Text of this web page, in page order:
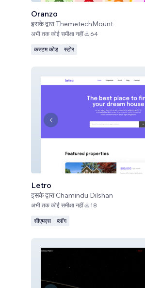
Oranzo
इसके द्वाराThemetechMount
अभी तक कोई समीक्षा नहीं 64
कस्टम कोड स्टोर
Letro
इसके द्वारा Chamindu Dilshan
अभी तक कोई समीक्षा नहीं 18
सीएमएस ब्लॉग